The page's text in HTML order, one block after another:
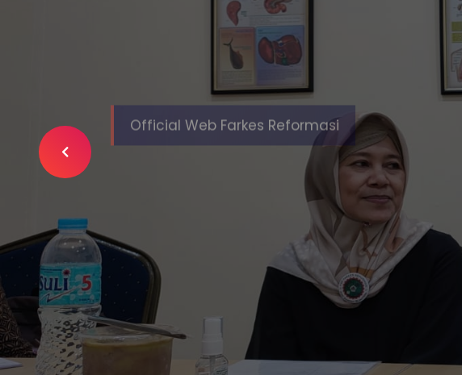
Official Web Farkes Reformasi
MediaDigital
Kami berusaha menyediakan wadah media digital
SLIDE